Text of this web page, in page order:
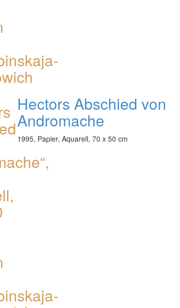
Hectors Abschied von
Andromache
1995, Papier, Aquarell, 70 x 50 cm